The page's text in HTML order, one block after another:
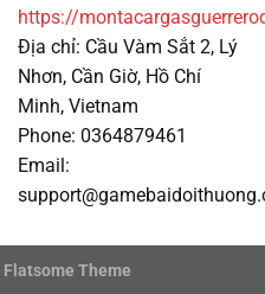
https://
Địa chỉ: Cầu Vàm Sắt 2, Lý
Nhơn, Cần Giờ, Hồ Chí
Minh, Vietnam
Phone: 0364879461
Email:
Flatsome Theme